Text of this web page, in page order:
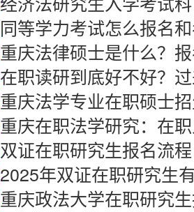
同等学力考试怎么报名
重庆法律硕士是什么？
在职读研到底好不好？
重庆法学专业在职硕士
重庆在职法学研究：在职人
双证在职研究生报名流程
2025年双证在职研究生
重庆政法大学在职研究